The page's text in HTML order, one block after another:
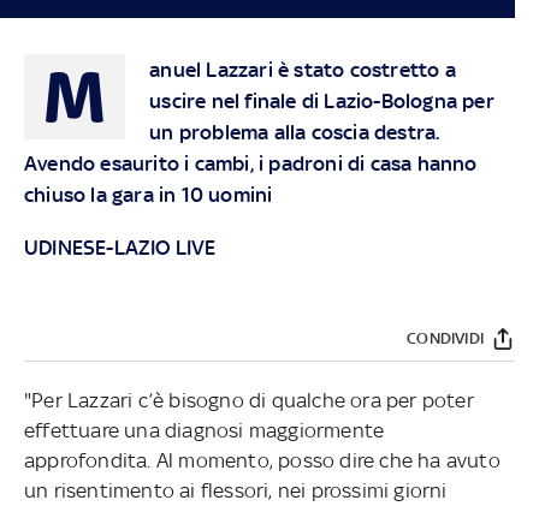
M
anuel Lazzari è stato costretto a
uscire nel finale di Lazio-Bologna per
un problema alla coscia destra.
Avendo esaurito i cambi, i padroni di casa hanno
chiuso la gara in 10 uomini
UDINESE-LAZIO LIVE
CONDIVIDI
"Per Lazzari c’è bisogno di qualche ora per poter
effettuare una diagnosi maggiormente
approfondita. Al momento, posso dire che ha avuto
un risentimento ai flessori, nei prossimi giorni